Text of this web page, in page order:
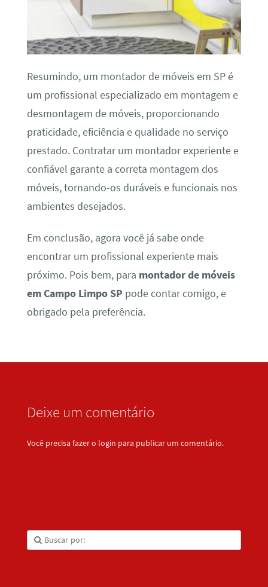
Resumindo, um montador de móveis em SP é
um profissional especializado em montagem e
desmontagem de móveis, proporcionando
praticidade, eficiência e qualidade no serviço
prestado. Contratar um montador experiente e
confiável garante a correta montagem dos
móveis, tornando-os duráveis e funcionais nos
ambientes desejados.
Em conclusão, agora você já sabe onde
encontrar um profissional experiente mais
próximo. Pois bem, para montador de móveis
em Campo Limpo SP pode contar comigo, e
obrigado pela preferência.
Deixe um comentário
Você precisa fazer o login para publicar um comentário.